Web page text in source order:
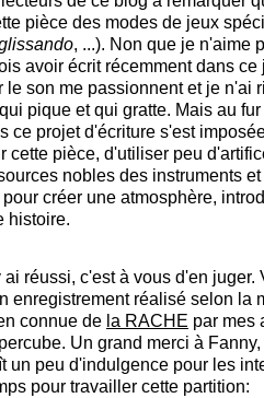
pièce des modes de jeux
, ...). Non que je n'aime
avoir écrit récemment dans
le son me passionnent et je n'ai
pique et qui gratte. Mais au
ce projet d'écriture s'est
cette pièce, d'utiliser peu
nobles des instruments
créer une atmosphère,
histoire.
réussi, c'est à vous d'en juger.
enregistrement réalisé selon la
connue de la RACHE par mes
Un grand merci à
un peu d'indulgence pour les
pour travailler cette partition: